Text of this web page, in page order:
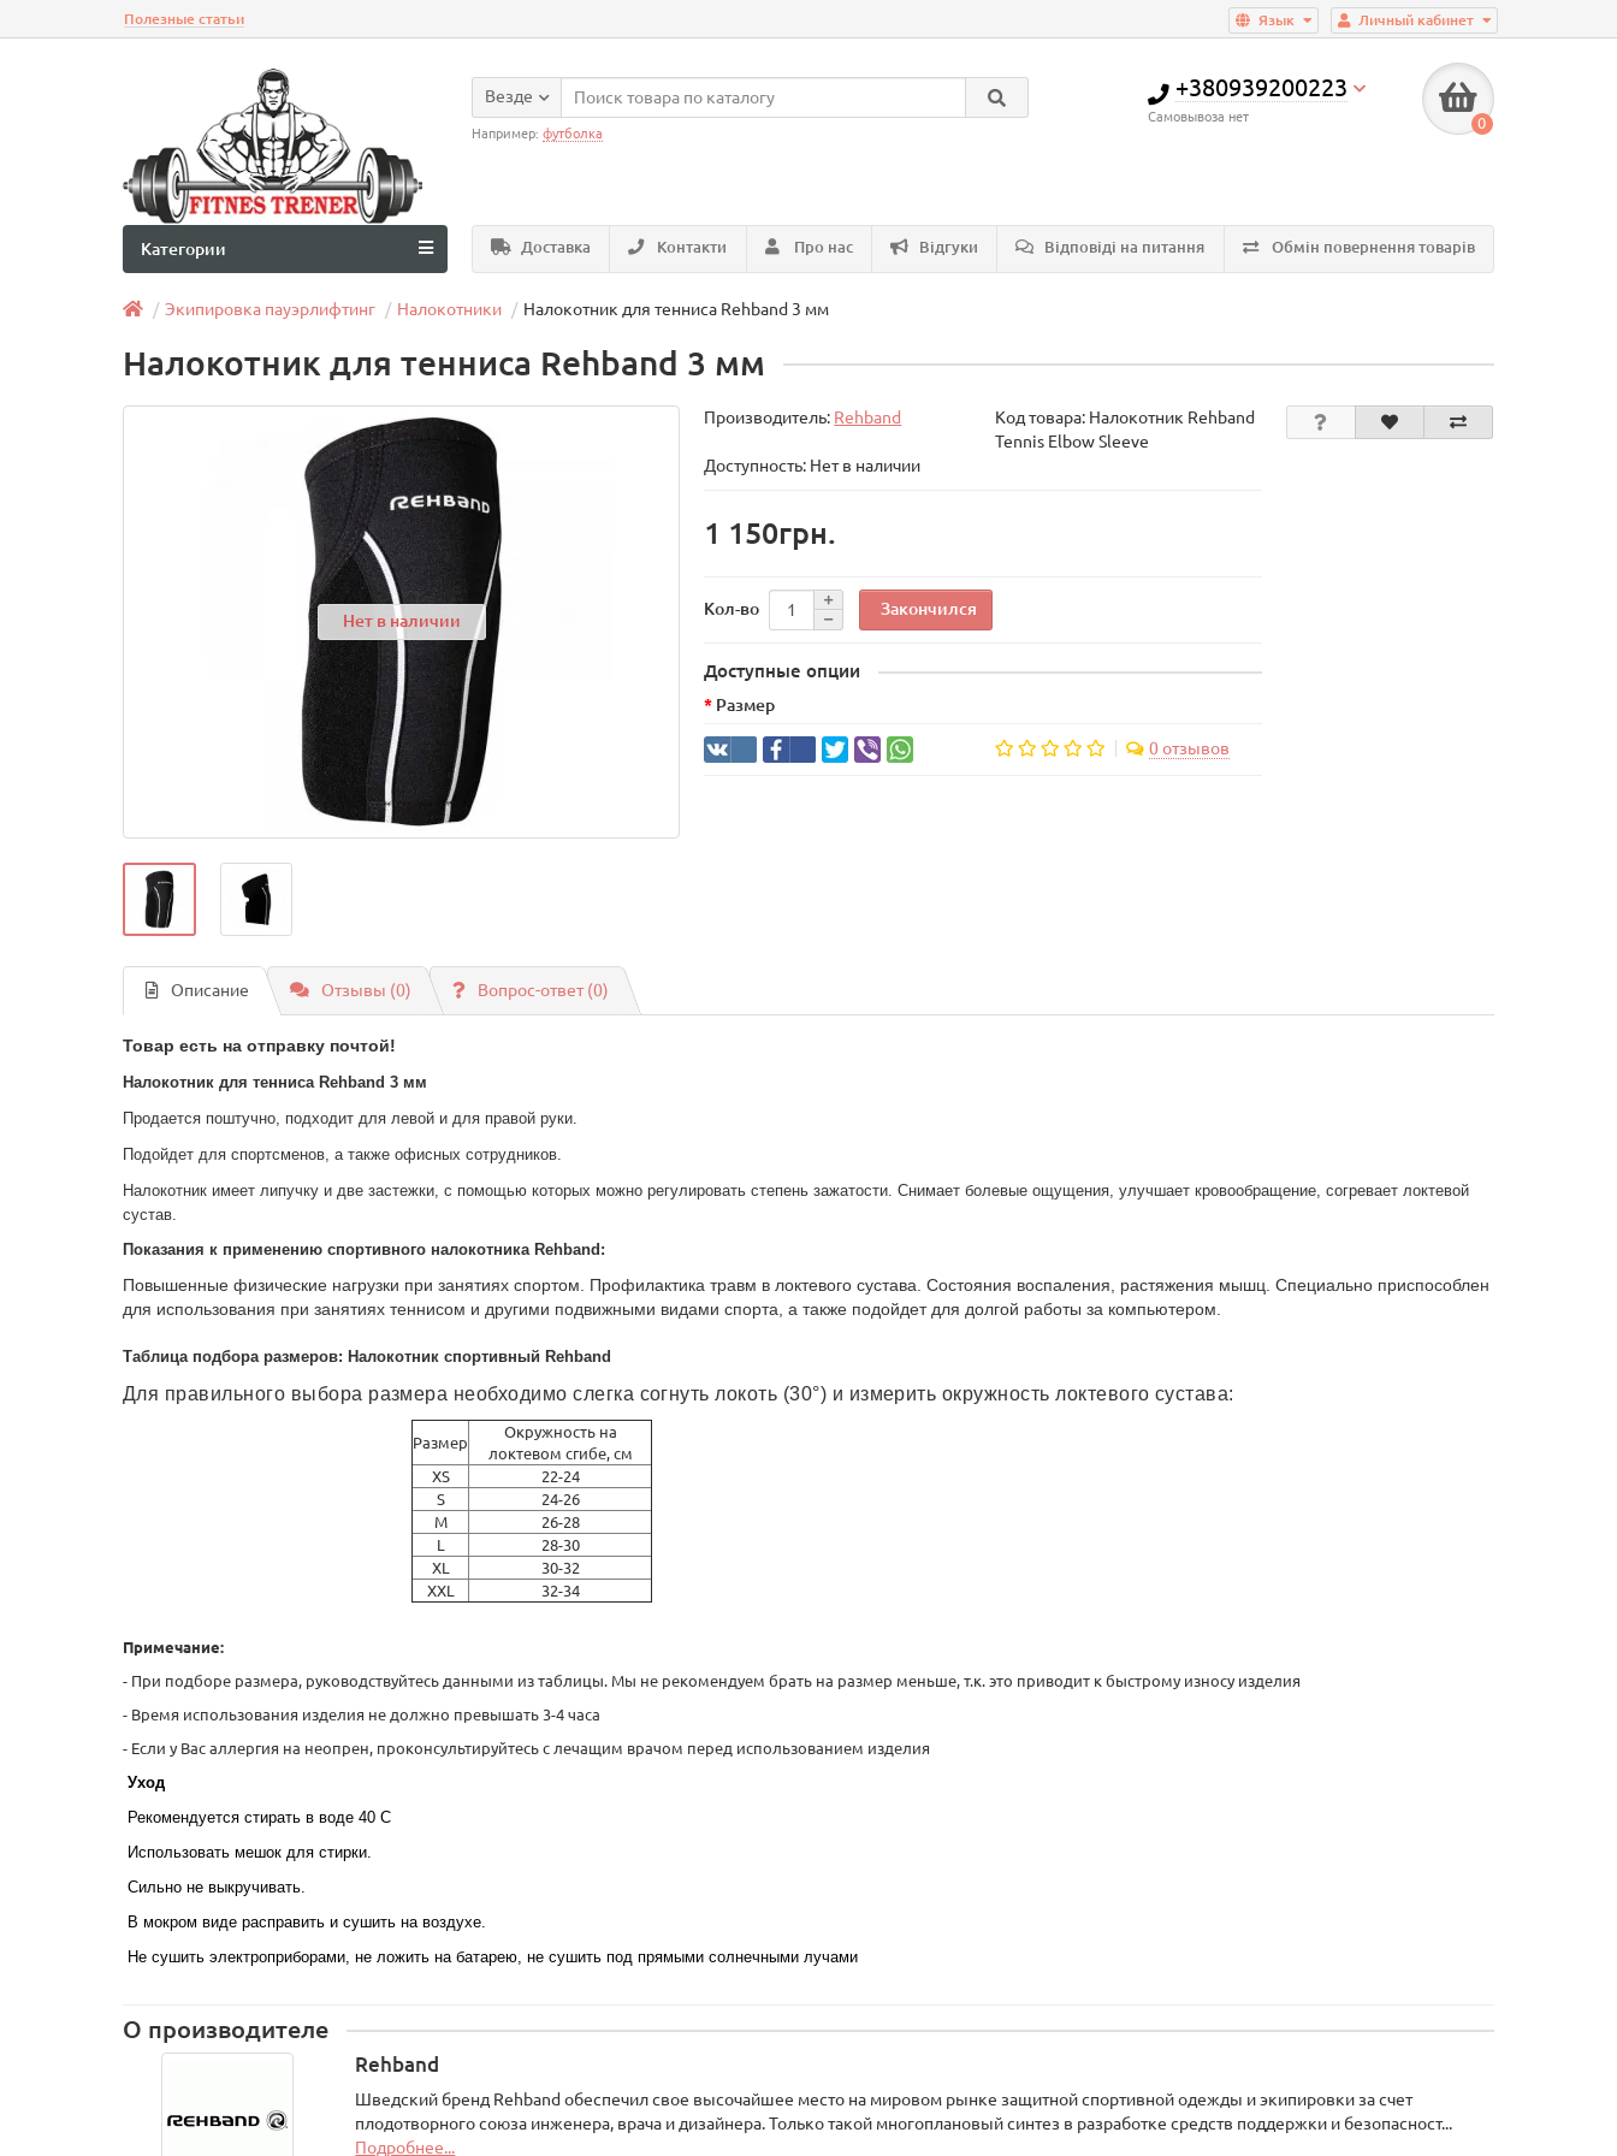
Личный кабинет
Язык
Полезные статьи
+380939200223
Самовывоза нет 0
Везде
Например: футболка
Доставка Контакти Про нас Відгуки Відповіді на питання Обмін повернення товарів
Категории
Экипировка пауэрлифтинг Налокотники Налокотник для тенниса Rehband 3 мм
Налокотник для тенниса Rehband 3 мм
Нет в наличии
Производитель: Rehband Код товара: Налокотник Rehband
Tennis Elbow Sleeve
Доступность: Нет в наличии
1 150грн.
Кол-во Закончился
Доступные опции
Размер
0 отзывов
Описание Отзывы (0) Вопрос-ответ(0)
Товар есть на отправку почтой!
Налокотник для тенниса Rehband 3 мм
Продается поштучно, подходит для левой и для правой руки.
Подойдет для спортсменов, а также офисных сотрудников.
Налокотник имеет липучку и две застежки, с помощью которых можно регулировать степень зажатости. Снимает болевые ощущения, улучшает кровообращение, согревает локтевой
сустав.
Показания к применению спортивного налокотника Rehband:
Повышенные физические нагрузки при занятиях спортом. Профилактика травм в локтевого сустава. Состояния воспаления, растяжения мышц. Специально приспособлен
для использования при занятиях теннисом и другими подвижными видами спорта, а также подойдет для долгой работы за компьютером.
Таблица подбора размеров: Налокотник спортивный Rehband
Для правильного выбора размера необходимо слегка согнуть локоть (30°) и измерить окружность локтевого сустава:
Размер
Окружность на
локтевом сгибе, см
XS
22-24
S
24-26
M
26-28
L
28-30
XL
30-32
XXL
32-34
Примечание:
- При подборе размера, руководствуйтесь данными из таблицы. Мы не рекомендуем брать на размер меньше, т.к. это приводит к быстрому износу изделия
- Время использования изделия не должно превышать 3-4 часа
- Если у Вас аллергия на неопрен, проконсультируйтесь с лечащим врачом перед использованием изделия
Уход
Рекомендуется стирать в воде 40 С
Использовать мешок для стирки.
Сильно не выкручивать.
В мокром виде расправить и сушить на воздухе.
Не сушить электроприборами, не ложить на батарею, не сушить под прямыми солнечными лучами
О производителе
Rehband
Шведский бренд Rehband обеспечил свое высочайшее место на мировом рынке защитной спортивной одежды и экипировки за счет
плодотворного союза инженера, врача и дизайнера. Только такой многоплановый синтез в разработке средств поддержки и безопасност...
Подробнее...